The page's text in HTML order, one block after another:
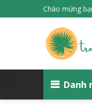
Chào mừng
Danh